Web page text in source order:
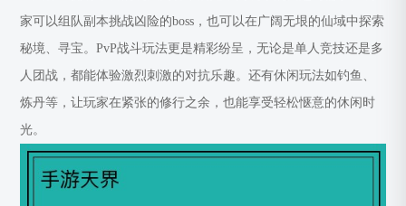
家可以组队副本挑战凶险的boss，也可以在广阔无垠的仙域中探索
秘境、寻宝。PvP战斗玩法更是精彩纷呈，无论是单人竞技还是多
人团战，都能体验激烈刺激的对抗乐趣。还有休闲玩法如钓鱼、
炼丹等，让玩家在紧张的修行之余，也能享受轻松惬意的休闲时
光。